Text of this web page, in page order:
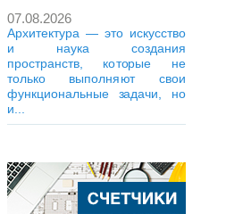
07.08.2026
Архитектура — это искусство
и наука создания
пространств, которые не
только выполняют свои
функциональные задачи, но
и...